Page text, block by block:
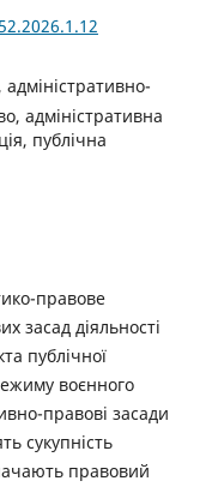
адміністративна
публічна
правове
засад діяльності
публічної
воєнного
правові засади
сукупність
правовий